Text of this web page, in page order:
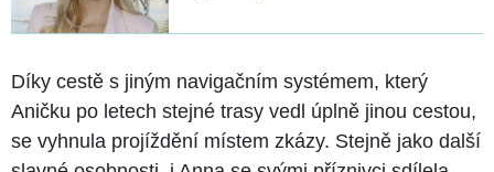
Díky cestě s jiným navigačním systémem, který
Aničku po letech stejné trasy vedl úplně jinou cestou,
se vyhnula projíždění místem zkázy. Stejně jako další